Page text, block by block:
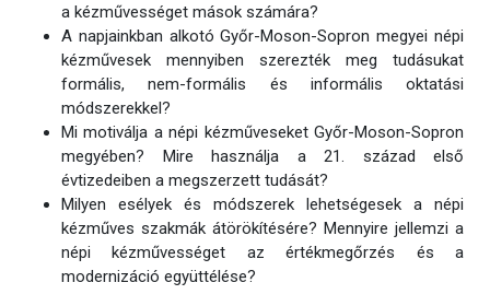
a kézművességet mások számára?
A napjainkban alkotó Győr-Moson-Sopron megyei népi
kézművesek mennyiben szerezték meg tudásukat
formális, nem-formális és informális oktatási
módszerekkel?
Mi motiválja a népi kézműveseket Győr-Moson-Sopron
megyében? Mire használja a 21. század első
évtizedeiben a megszerzett tudását?
Milyen esélyek és módszerek lehetségesek a népi
kézműves szakmák átörökítésére? Mennyire jellemzi a
népi kézművességet az értékmegőrzés és a
modernizáció együttélése?